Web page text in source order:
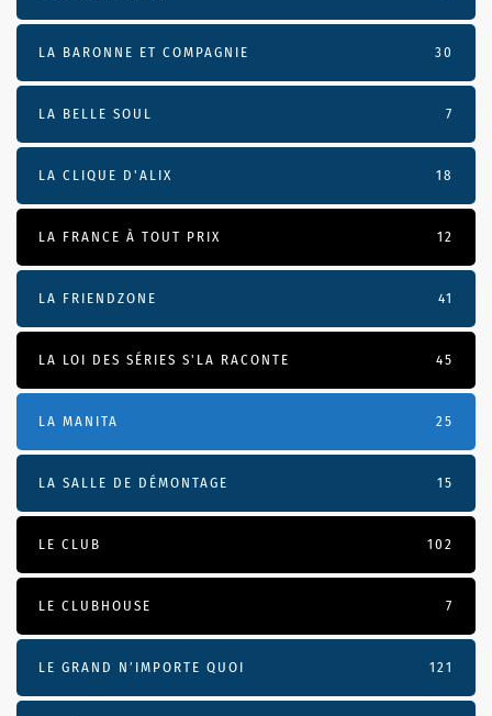
LA BARONNE ET COMPAGNIE 30
LA BELLE SOUL 7
LA CLIQUE D'ALIX 18
LA FRANCE À TOUT PRIX 12
LA FRIENDZONE 41
LA LOI DES SÉRIES S'LA RACONTE 45
LA MANITA 25
LA SALLE DE DÉMONTAGE 15
LE CLUB 102
LE CLUBHOUSE 7
LE GRAND N’IMPORTE QUOI 121